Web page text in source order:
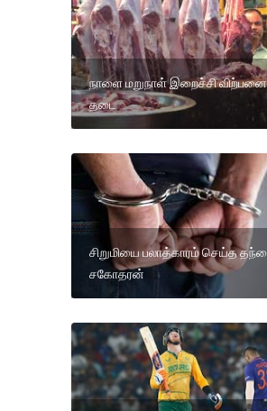
நாளை மறுநாள் இறைச்சி
தடை
சிறுமியை பலாத்காரம் செய்த
சகோதரன்